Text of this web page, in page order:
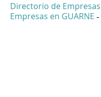
Directorio de Empresas
Empresas en GUARNE -